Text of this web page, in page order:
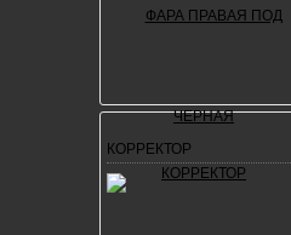
КОРРЕКТОР